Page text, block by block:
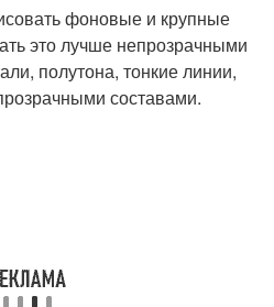
фоновые и крупные
это лучше непрозрачными
полутона, тонкие линии,
составами.